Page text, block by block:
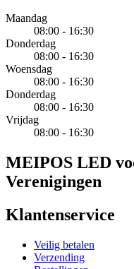
Maandag
08:00 - 16:30
Donderdag
08:00 - 16:30
Woensdag
08:00 - 16:30
Donderdag
08:00 - 16:30
Vrijdag
08:00 - 16:30
MEIPOS LED
Verenigingen
Klantenservice
Veilig betalen
Verzending